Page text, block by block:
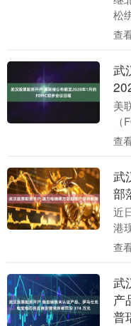
松
局
查
武
美
议
每....
查
武
部
近
港
略
查
武
产
普